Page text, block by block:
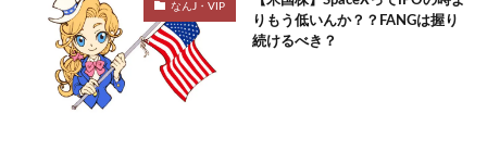
なんJ・VIP
りもう低いんか？？FANGは握り
続けるべき？